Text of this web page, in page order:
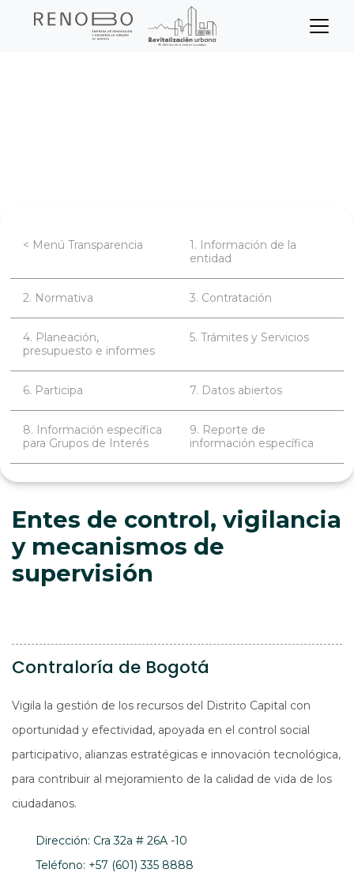
Sitio Web Empresa de
Transparencia
< Menú Transparencia
1. Información de la
entidad
2. Normativa 3. Contratación
4. Planeación,
presupuesto e informes
5. Trámites y Servicios
6. Participa 7. Datos abiertos
8. Información específica
para Grupos de Interés
9. Reporte de
información específica
Entes de control, vigilancia
y mecanismos de
supervisión
Contraloría de Bogotá
Vigila la gestión de los recursos del Distrito Capital con
oportunidad y efectividad, apoyada en el control social
participativo, alianzas estratégicas e innovación tecnológica,
para contribuir al mejoramiento de la calidad de vida de los
ciudadanos.
Dirección: Cra 32a # 26A -10
Teléfono: +57 (601) 335 8888